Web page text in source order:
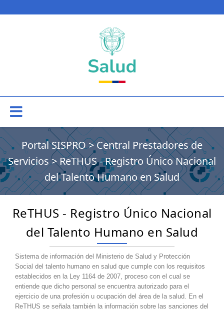
Portal SISPRO>Central Prestadores de
Servicios > ReTHUS - Registro Único Nacional
del Talento Humano en Salud​
​​​​​​​​​ReTHUS - Registro Único Nacional
del Talento Humano en Salud​
Sistema de información del Ministerio​ de Salud y Protección
Social del talento humano en salud que cumple con los requisitos
establecidos en la Ley 1164 de 2007, proceso con el cual se
entiende que dicho personal se encuentra autorizado para el
ejercicio de una profesión u ocupación del área de la salud. En el
ReTHUS se señala también la información sobre las sanciones del